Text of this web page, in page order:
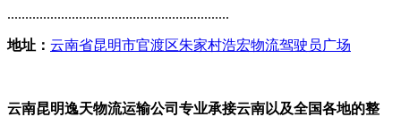
..............................................................
地址： 云南省昆明市官渡区朱家村浩宏物流驾驶员广场
云南昆明逸天物流运输公司专业承接云南以及全国各地的整